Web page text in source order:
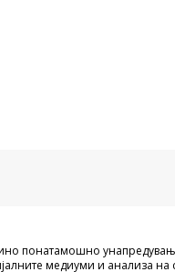
делумно или целосно a
се објавуваат или да се
понатамошно
медиуми и анализа